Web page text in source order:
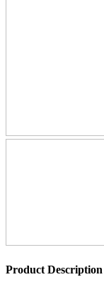
Product Description